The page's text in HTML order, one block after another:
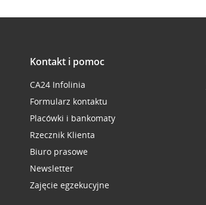
Kontakt i pomoc
CA24 Infolinia
Formularz kontaktu
Placówki i bankomaty
Rzecznik Klienta
Biuro prasowe
Newsletter
Zajęcie egzekucyjne